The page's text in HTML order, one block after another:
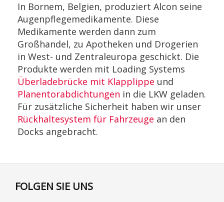
In Bornem, Belgien, produziert Alcon seine
Augenpflegemedikamente. Diese
Medikamente werden dann zum
Großhandel, zu Apotheken und Drogerien
in West- und Zentraleuropa geschickt. Die
Produkte werden mit Loading Systems
Überladebrücke mit Klapplippe und
Planentorabdichtungen in die LKW geladen.
Für zusätzliche Sicherheit haben wir unser
Rückhaltesystem für Fahrzeuge an den
Docks angebracht.
FOLGEN SIE UNS